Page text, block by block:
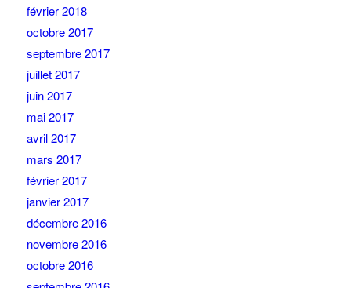
février 2018
octobre 2017
septembre 2017
juillet 2017
juin 2017
mai 2017
avril 2017
mars 2017
février 2017
janvier 2017
décembre 2016
novembre 2016
octobre 2016